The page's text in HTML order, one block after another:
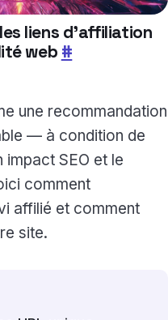
liens d’affiliation
web #
une recommandation
— à condition de
impact SEO et le
comment
affilié et comment
site.